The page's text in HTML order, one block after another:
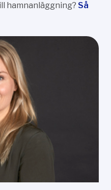
hamnanläggning? Så